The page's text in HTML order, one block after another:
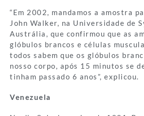
“Em 2002, mandamos a amostra
John Walker, na Universidade de
Austrália, que confirmou que as
glóbulos brancos e células
todos sabem que os glóbulos
nosso corpo, após 15 minutos se
tinham passado 6 anos”, explicou.
Venezuela